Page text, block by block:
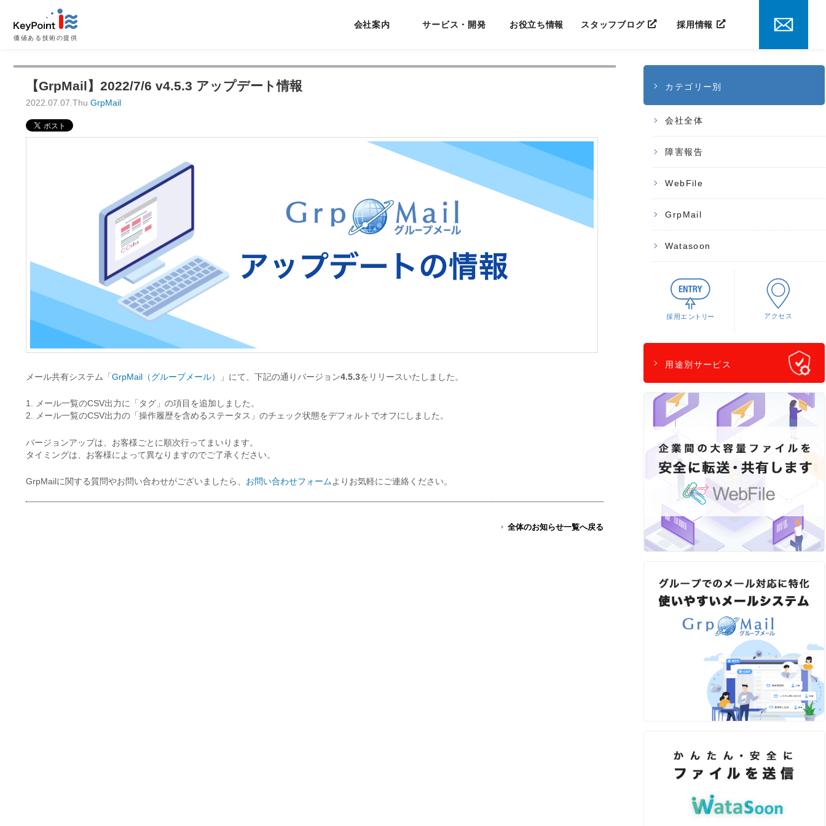
価値ある技術の提供
会社案内 サービス・開発 お役立ち情報 スタッフブログ 採用情報
【GrpMail】2022/7/6 v4.5.3 アップデート情報
2022.07.07.Thu GrpMail
メール共有システム「 GrpMail（グループメール） 」にて、下記の通りバージョン4.5.3をリリースいたしました。
1. メール一覧のCSV出力に「タグ」の項目を追加しました。
2. メール一覧のCSV出力の「操作履歴を含めるステータス」のチェック状態をデフォルトでオフにしました。
バージョンアップは、お客様ごとに順次行ってまいります。
タイミングは、お客様によって異なりますのでご了承ください。
GrpMailに関する質問やお問い合わせがございましたら、 お問い合わせフォームよりお気軽にご連絡ください。
全体のお知らせ一覧へ戻る
カテゴリー別
会社全体
障害報告
WebFile
GrpMail
Watasoon
用途別サービス